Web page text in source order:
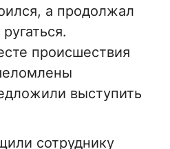
а продолжал
происшествия
выступить
сотруднику